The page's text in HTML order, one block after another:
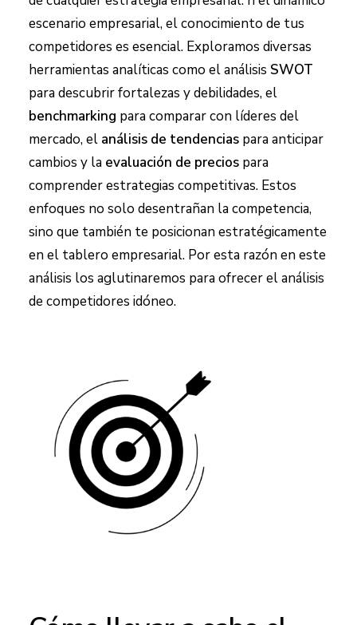
escenario empresarial, el conocimiento de tus
competidores es esencial. Exploramos diversas
herramientas analíticas como el análisis SWOT
para descubrir fortalezas y debilidades, el
benchmarking para comparar con líderes del
mercado, el análisis de tendencias para anticipar
cambios y la evaluación de precios para
comprender estrategias competitivas. Estos
enfoques no solo desentrañan la competencia,
sino que también te posicionan estratégicamente
en el tablero empresarial. Por esta razón en este
análisis los aglutinaremos para ofrecer el análisis
de competidores idóneo.